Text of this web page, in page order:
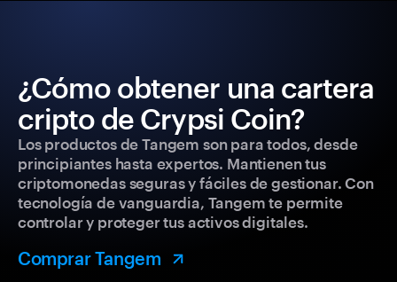
¿Cómo obtener una cartera
cripto de Crypsi Coin?
Los productos de Tangem son para todos, desde
principiantes hasta expertos. Mantienen tus
criptomonedas seguras y fáciles de gestionar. Con
tecnología de vanguardia, Tangem te permite
controlar y proteger tus activos digitales.
Comprar Tangem